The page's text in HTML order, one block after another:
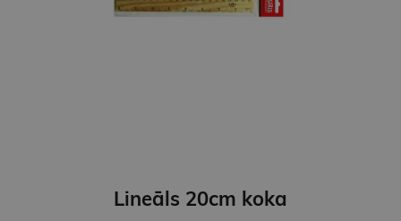
Lineāls 20cm koka